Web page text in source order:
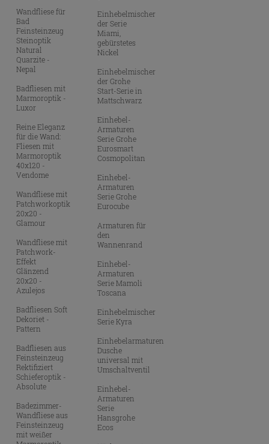
Wandfliese für
Bad
Feinsteinzeug
Steinoptik
Natural
Quarzite -
Nepal
Badfliesen mit
Marmoroptik -
Luxor
Reine Eleganz
für die Wand:
Fliesen mit
Marmoroptik
40x120 -
Vendome
Wandfliese mit
Patchworkoptik
20x20 -
Glamour
Wandfliese mit
Patchwork-
Effekt
Glänzend
20x20 -
Azulejos
Badfliesen Soft
Dekoriet -
Pattern
Badfliesen aus
Feinsteinzeug
Rektifiziert
Schieferoptik -
Absolute
Badezimmer-
Wandfliese aus
Feinsteinzeug
mit weißer
Einhebelmischer
der Serie
Miami,
gebürstetes
Nickel
Einhebelmischer
der Grohe
Start-Serie in
Mattschwarz
Einhebel-
Armaturen
Serie Grohe
Eurosmart
Cosmopolitan
Einhebel-
Armaturen
Serie Grohe
Eurocube
Armaturen für
den
Wannenrand
Einhebel-
Armaturen
Serie Mamoli
Toscana
Einhebelmischer
Serie Kyra
Einhebelarmaturen
Dusche
universal mit
Umschaltventil
Einhebel-
Armaturen
Serie
Hansgrohe
Ecos